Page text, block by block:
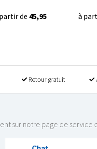
de 45,95 à
Retour gratuit
sur notre page de service